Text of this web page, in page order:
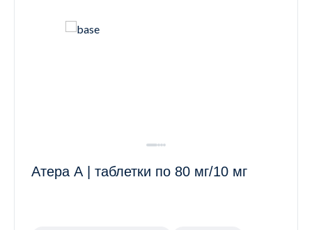
Атера А | таблетки по 80 мг/10 мг